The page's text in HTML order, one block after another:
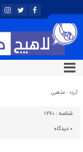
گروه : مذهبی
شناسه : ۱۷۷۰
۰ دیدگاه